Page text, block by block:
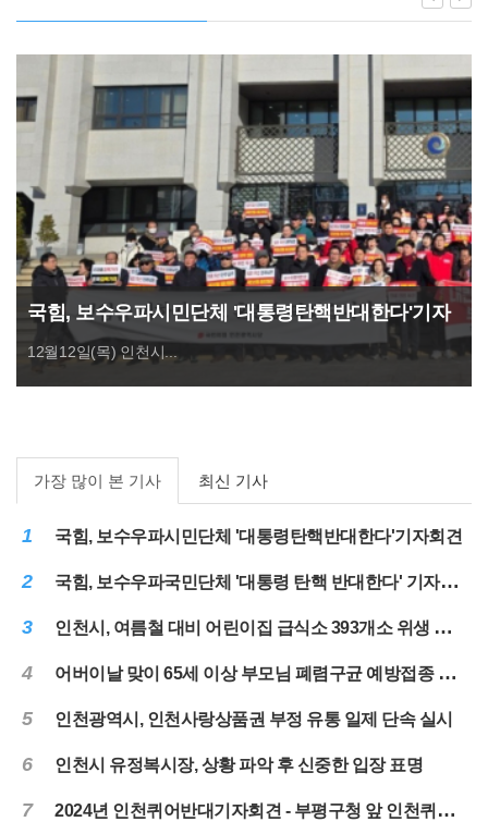
국힘, 보수우파시민단체 '대통령탄핵반대한다'기자
회견
12월12일(목) 인천시...
가장 많이 본 기사 최신 기사
1 국힘, 보수우파시민단체 '대통령탄핵반대한다'기자회견
2 국힘, 보수우파국민단체 '대통령 탄핵 반대한다' 기자회견
3 인천시, 여름철 대비 어린이집 급식소 393개소 위생 점검 실시
4 어버이날 맞이 65세 이상 부모님 폐렴구균 예방접종 당부
5 인천광역시, 인천사랑상품권 부정 유통 일제 단속 실시
6 인천시 유정복시장, 상황 파악 후 신중한 입장 표명
7 2024년 인천퀴어반대기자회견 - 부평구청 앞 인천퀴어대책본부-